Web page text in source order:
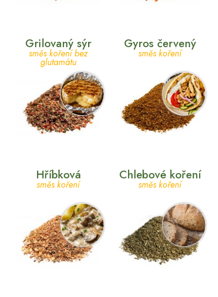
Grilovaný sýr
směs koření bez
glutamátu
Gyros červený
směs koření
Hříbková
směs koření
Chlebové koření
směs koření